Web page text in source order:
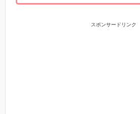
スポンサードリンク